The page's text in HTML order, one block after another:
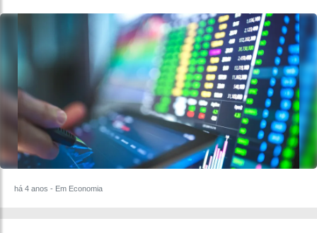
há 4 anos - Em Economia